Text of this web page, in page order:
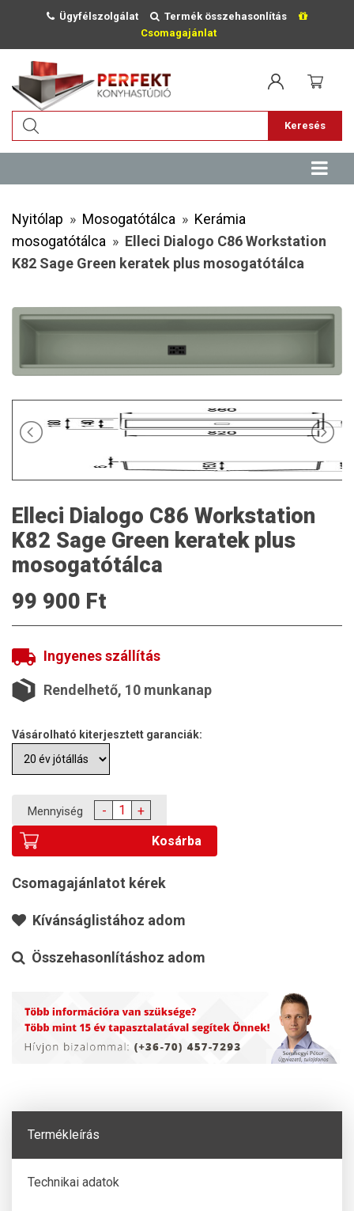
Ügyfélszolgálat
Termék összehasonlítás
Csomagajánlat
Keresés
Nyitólap » Mosogatótálca » Kerámia
mosogatótálca » Elleci Dialogo C86 Workstation
K82 Sage Green keratek plus mosogatótálca
Elleci Dialogo C86 Workstation
K82 Sage Green keratek plus
mosogatótálca
99 900 Ft
Ingyenes szállítás
Rendelhető, 10 munkanap
Vásárolható kiterjesztett garanciák:
Mennyiség -
+
Kosárba
Csomagajánlatot kérek
Kívánságlistához adom
Összehasonlításhoz adom
Termékleírás
Technikai adatok